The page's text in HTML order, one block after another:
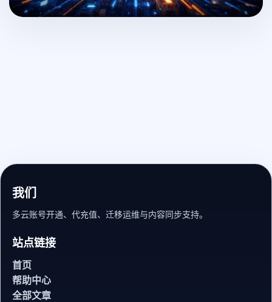
我们
多云账号开通、代充值、迁移运维与内容同步支持。
站点链接
首页
帮助中心
全部文章